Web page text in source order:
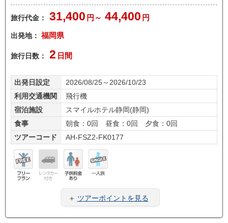
旅行代金： 31,400 円～ 44,400 円
出発地： 福岡県
旅行日数： 2 日間
出発日設定
2026/08/25～2026/10/23
利用交通機関
飛行機
宿泊施設
スマイルホテル静岡(静岡)
食事
朝食：0回 昼食：0回 夕食：0回
ツアーコード
AH-FSZ2-FK0177
料金
旅
＋ ツアーポイントを見る